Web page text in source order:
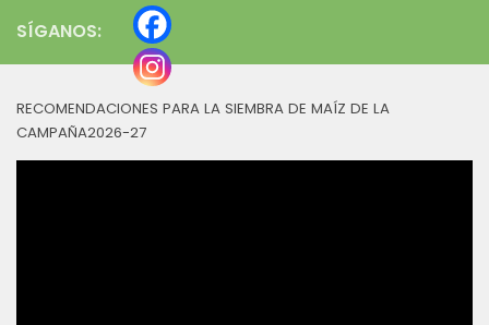
SÍGANOS:
RECOMENDACIONES PARA LA SIEMBRA DE MAÍZ DE LA
CAMPAÑA2026-27